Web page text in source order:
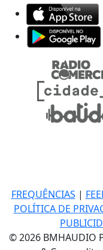
FREQUÊNCIAS |
POLÍTICA DE
© 2026 BMHAUDIO